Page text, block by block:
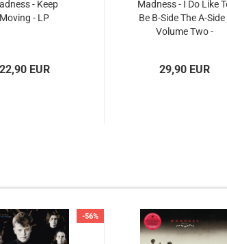
- Keep
Moving - LP
22,90 EUR
Madness - I Do Like
Be B-Side The A-Side
Volume Two -
29,90 EUR
-56%